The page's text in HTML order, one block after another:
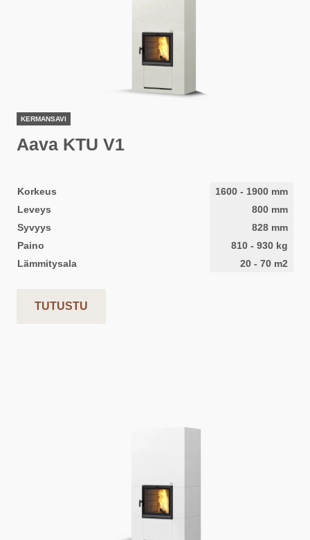
KERMANSAVI
Aava KTU V1
Korkeus 1600 - 1900 mm
Leveys
800 mm
Syvyys
828 mm
Paino
810 - 930 kg
Lämmitysala
20 - 70 m2
TUTUSTU